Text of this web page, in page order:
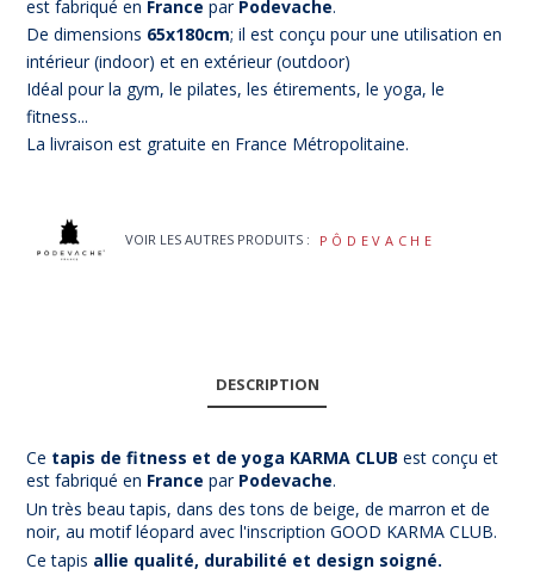
est fabriqué en France par Podevache.
De dimensions 65x180cm; il est conçu pour une utilisation en
intérieur (indoor) et en extérieur (outdoor)
Idéal pour la gym, le pilates, les étirements, le yoga, le
fitness...
La livraison est gratuite en France Métropolitaine.
VOIR LES AUTRES PRODUITS : PÔDEVACHE
DESCRIPTION
Ce tapis de fitness et de yoga KARMA CLUBest conçu et
est fabriqué en France par Podevache.
Un très beau tapis, dans des tons de beige, de marron et de
noir, au motif léopard avec l'inscription GOOD KARMA CLUB.
Ce tapis allie qualité, durabilité et design soigné.